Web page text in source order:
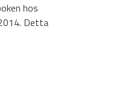
hos
Detta